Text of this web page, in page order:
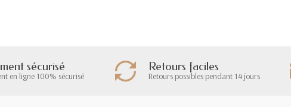
sécurisé
en ligne 100% sécurisé
Retours faciles
Retours possibles pendant 14 jours